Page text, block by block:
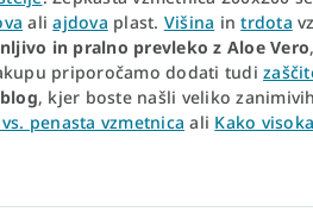
aliajdova plast. Višina intrdota
in pralno prevleko z Aloe Vero
priporočamo dodati tudi
blog, kjer boste našli veliko
penasta vzmetnica ali Kako